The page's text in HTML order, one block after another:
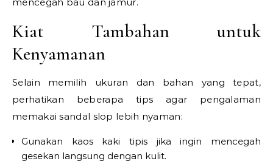
Kiat Tambahan untuk
Kenyamanan
Selain memilih ukuran dan bahan yang tepat,
perhatikan beberapa tips agar pengalaman
memakai sandal slop lebih nyaman:
Gunakan kaos kaki tipis jika ingin mencegah
gesekan langsung dengan kulit.